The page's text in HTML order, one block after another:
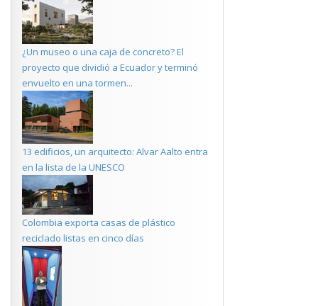
¿Un museo o una caja de concreto? El
proyecto que dividió a Ecuador y terminó
envuelto en una tormen...
13 edificios, un arquitecto: Alvar Aalto entra
en la lista de la UNESCO
Colombia exporta casas de plástico
reciclado listas en cinco días